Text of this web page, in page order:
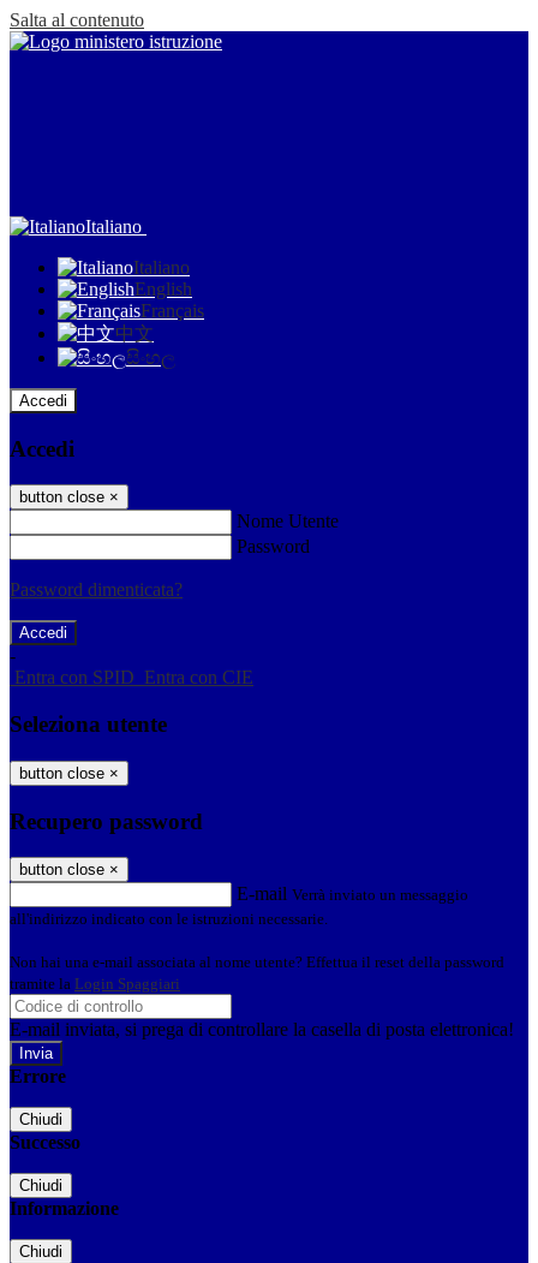
Salta al contenuto
Italiano
Italiano
English
Français
中文
සිංහල
Accedi
Accedi
button close ×
Nome Utente
Password
Password dimenticata?
-
Entra con SPID Entra con CIE
Seleziona utente
button close ×
Recupero password
button close ×
E-mail Verrà inviato un messaggio
all'indirizzo indicato con le istruzioni necessarie.
Non hai una e-mail associata al nome utente? Effettua il reset della password
tramite la Login Spaggiari
E-mail inviata, si prega di controllare la casella di posta elettronica!
Errore
Chiudi
Successo
Chiudi
Informazione
Chiudi